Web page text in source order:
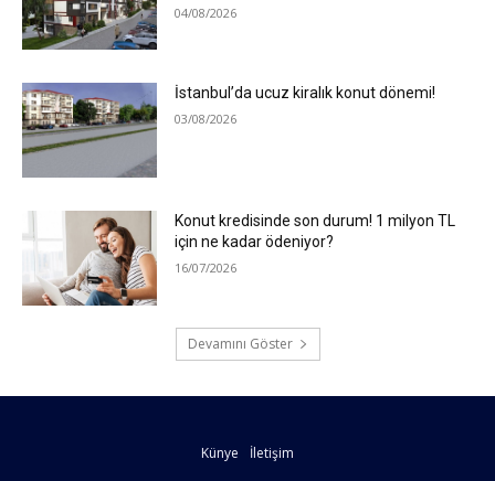
04/08/2026
İstanbul’da ucuz kiralık konut dönemi!
03/08/2026
Konut kredisinde son durum! 1 milyon TL
için ne kadar ödeniyor?
16/07/2026
Devamını Göster
Künye İletişim